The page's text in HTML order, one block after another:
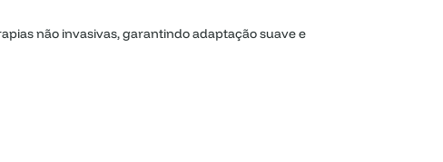
não invasivas, garantindo adaptação suave e